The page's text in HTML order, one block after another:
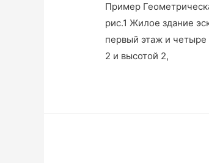
Пример
рис.1 Жилое здание
первый этаж и
2 и высотой 2,